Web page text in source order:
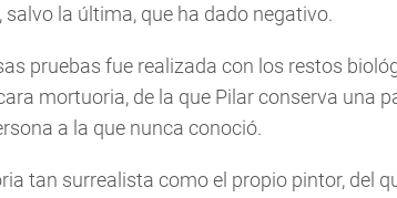
salvo la última, que ha dado negativo.
pruebas fue realizada con los restos
mortuoria, de la que Pilar conserva una
a la que nunca conoció.
tan surrealista como el propio pintor, del